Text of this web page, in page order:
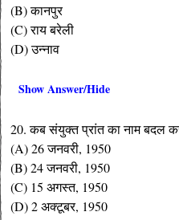
(B) कानपुर
(C) राय बरेली
(D) उन्नाव
Show Answer/Hide
20. कब संयुक्त प्रांत का नाम बदल
(A) 26 जनवरी, 1950
(B) 24 जनवरी, 1950
(C) 15 अगस्त, 1950
(D) 2 अक्टूबर, 1950